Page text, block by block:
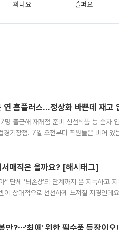
화나요 슬퍼요
홈플러스…정상화 바쁜데 재고
명 출근해 재개점 준비 신선식품 등 순차
경기장점. 7일 오전부터 직원들은 비어
매직은 올까요? [해시태그]
” 단체 ‘뇌손상’의 단계까지 온 지독하고
이 상대적으로 선선하게 느껴질 지경인데
만?⋯'최애' 위한 필수품 등장이